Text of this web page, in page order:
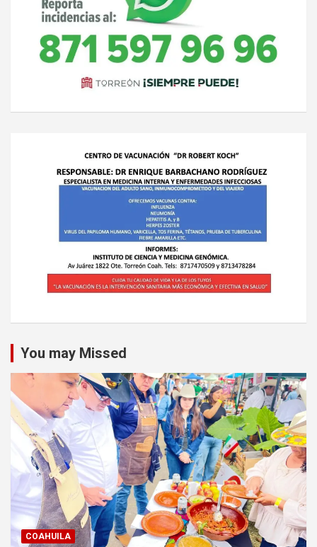
You may Missed
COAHUILA